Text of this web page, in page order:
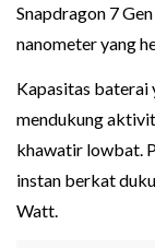
Snapdragon 7
nanometer yang
Kapasitas baterai
mendukung
khawatir lowbat.
instan berkat
Watt.